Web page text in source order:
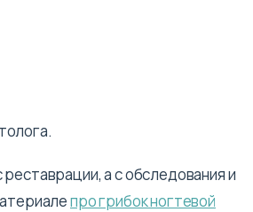
а с обследования и
про грибок ногтевой